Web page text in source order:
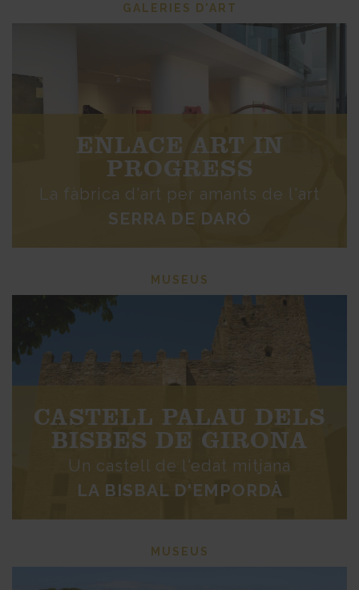
GALERIES D'ART
ENLACE ART IN
PROGRESS
La fàbrica d'art per amants de l'art
SERRA DE DARÓ
MUSEUS
CASTELL PALAU DELS
BISBES DE GIRONA
Un castell de l'edat mitjana
LA BISBAL D'EMPORDÀ
MUSEUS